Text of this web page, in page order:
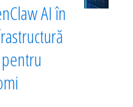
AI în